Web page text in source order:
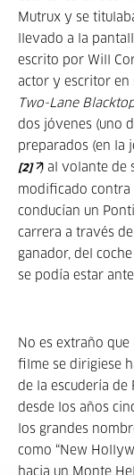
Mutrux y se
llevado a la
escrito por Will
actor y escritor en
Two-Lane
dos jóvenes (uno
preparados (en la
[2]
) al volante de
modificado contra
conducían un
carrera a través
ganador, del
se podía estar ante
No es extraño
filme se dirigiese
de la escudería de
desde los años
los grandes
como “New
hacia un Monte